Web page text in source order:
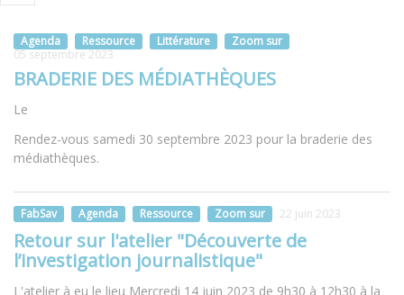
Agenda Ressource Littérature
Zoom sur
05 septembre 2023
BRADERIE DES MÉDIATHÈQUES
Le
Rendez-vous samedi 30 septembre 2023 pour la braderie des
médiathèques.
FabSav Agenda Ressource Zoom sur 22 juin 2023
Retour sur l'atelier "Découverte de
l’investigation journalistique"
L'atelier à eu le lieu Mercredi 14 juin 2023 de 9h30 à 12h30 à la